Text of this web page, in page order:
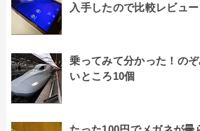
入手したので比較レビュ
乗ってみて分かった！の
いところ10個